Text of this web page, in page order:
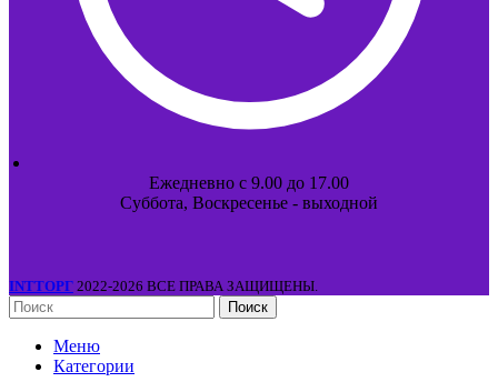
Ежедневно с 9.00 до 17.00
Суббота, Воскресенье - выходной
INTТОРГ 2022-2026 ВСЕ ПРАВА ЗАЩИЩЕНЫ.
Поиск
Меню
Категории